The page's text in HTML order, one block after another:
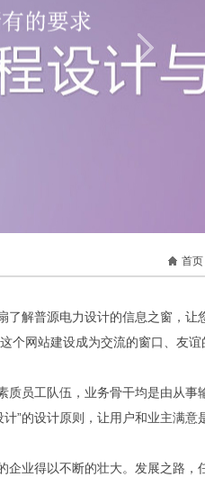
首页
解普源电力设计的信息之窗，让
个网站建设成为交流的窗口、友谊
员工队伍，业务骨干均是由从事
”的设计原则，让用户和业主满意
业得以不断的壮大。发展之路，